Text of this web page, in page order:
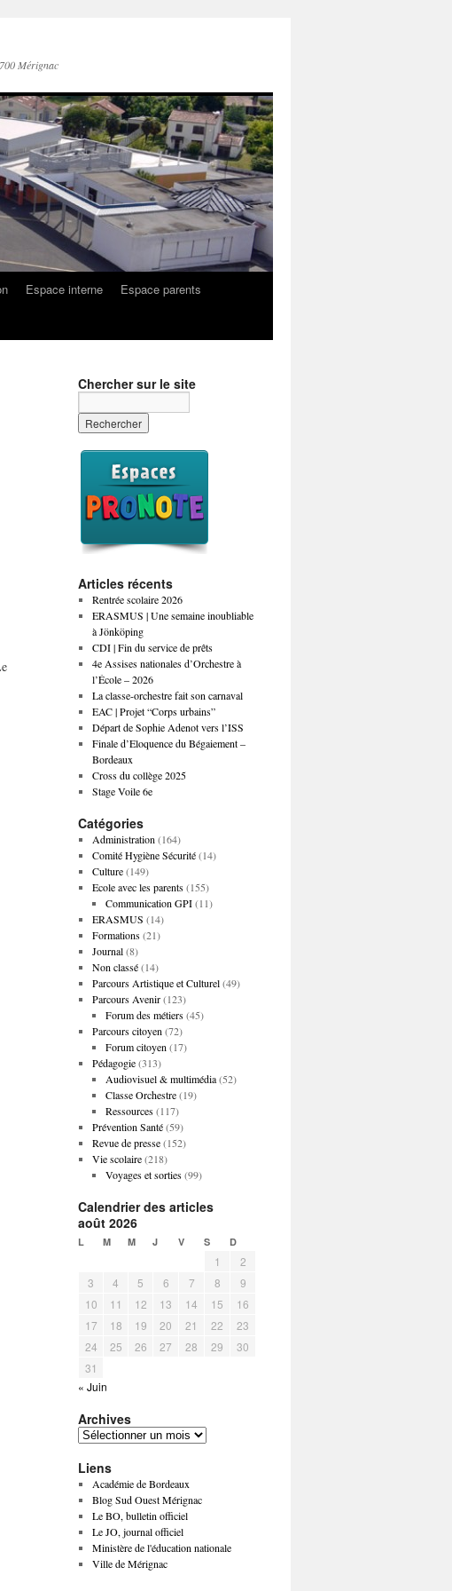
Mérignac
Espace interne
Espace parents
Chercher sur le site
Articles récents
Rentrée scolaire 2026
ERASMUS | Une semaine inoubliable
à Jönköping
CDI | Fin du service de prêts
4e Assises nationales d’Orchestre à
l’École – 2026
La classe-orchestre fait son carnaval
EAC | Projet “Corps urbains”
Départ de Sophie Adenot vers l’ISS
Finale d’Eloquence du Bégaiement –
Bordeaux
Cross du collège 2025
Stage Voile 6e
Catégories
Administration (164)
Comité Hygiène Sécurité(14)
Culture(149)
Ecole avec les parents(155)
Communication GPI(11)
ERASMUS (14)
Formations(21)
Journal(8)
Non classé(14)
Parcours Artistique et Culturel(49)
Parcours Avenir(123)
Forum des métiers(45)
Parcours citoyen (72)
Forum citoyen (17)
Pédagogie(313)
Audiovisuel & multimédia(52)
Classe Orchestre(19)
Ressources(117)
Prévention Santé(59)
Revue de presse(152)
Vie scolaire(218)
Voyages et sorties(99)
Calendrier des articles
août 2026
L M M J V S D
« Juin
1
2
3
4 5 6 7 8
9
10
11 12 13 14 15
16
17
18 19 20 21 22
23
24
25 26 27 28 29
30
31
Archives
Liens
Académie de Bordeaux
Blog Sud Ouest Mérignac
Le BO, bulletin officiel
Le JO, journal officiel
Ministère de l'éducation nationale
Ville de Mérignac